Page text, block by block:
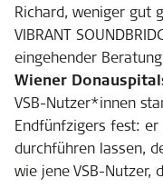
Richard, weniger gut
VIBRANT
eingehender
Wiener
VSB-Nutzer*innen
Endfünfzigers fest:
durchführen lassen,
wie jene VSB-Nutzer,